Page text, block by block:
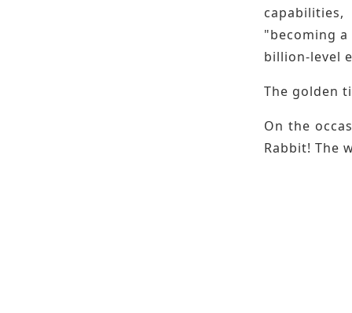
"becoming
billion-level
The golden
On the
Rabbit! The